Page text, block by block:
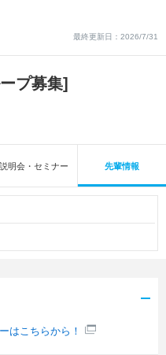
最終更新日：2026/7/31
プ募集]
説明会・セミナー 先輩情報
はこちらから！